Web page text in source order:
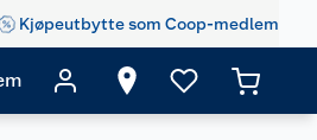
Kjøpeutbytte som Coop-medlem